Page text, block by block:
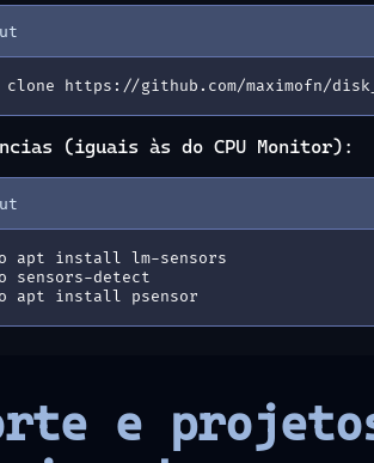
https://github.com/maximofn/
(iguais às do CPU Monitor):
apt install lm-sensors
sensors-detect
apt install psensor
e